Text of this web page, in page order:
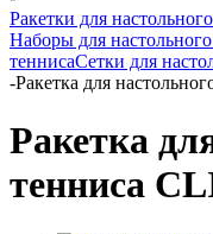
Ракетки для
Наборы для
теннисаСетки для
-Ракетка для
Ракетка
тенниса